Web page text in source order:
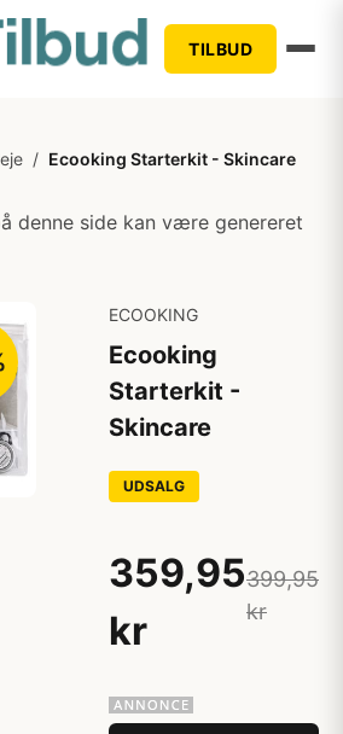
TILBUD
/ Ecooking Starterkit - Skincare
denne side kan være genereret
ECOOKING
Ecooking
Starterkit -
Skincare
UDSALG
359,95
kr
399,95
kr